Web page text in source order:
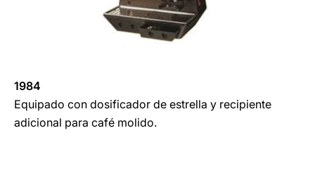
1984
Equipado con dosificador de estrella y recipiente
adicional para café molido.